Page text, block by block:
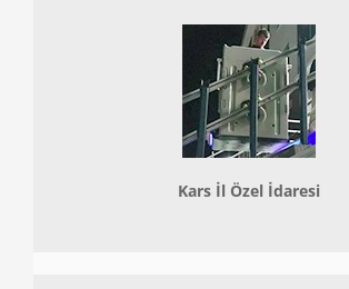
Kars İl Özel İdaresi